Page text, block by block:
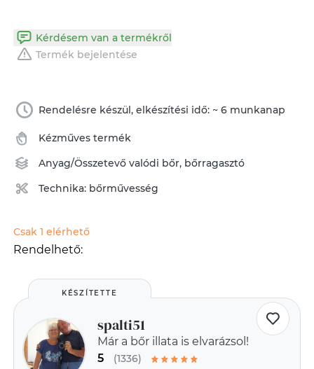
Kérdésem van a termékről
Termék bejelentése
Rendelésre készül, elkészítési idő: ~ 6 munkanap
Kézműves termék
Anyag/Összetevővalódi bőr, bőrragasztó
Technika: bőrművesség
Csak 1 elérhető
Rendelhető:
KÉSZÍTETTE
spalti51
Már a bőr illata is elvarázsol!
5
(1336)